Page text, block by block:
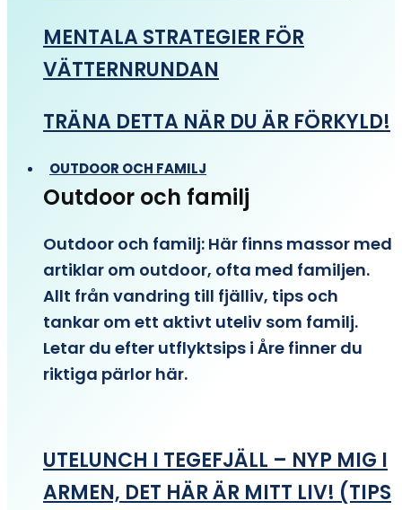
MENTALA STRATEGIER FÖR
VÄTTERNRUNDAN
TRÄNA DETTA NÄR DU ÄR FÖRKYLD!
OUTDOOR OCH FAMILJ
Outdoor och familj
Outdoor och familj: Här finns massor med
artiklar om outdoor, ofta med familjen.
Allt från vandring till fjälliv, tips och
tankar om ett aktivt uteliv som familj.
Letar du efter utflyktsips i Åre finner du
riktiga pärlor här.
UTELUNCH I TEGEFJÄLL – NYP MIG I
ARMEN, DET HÄR ÄR MITT LIV! (TIPS